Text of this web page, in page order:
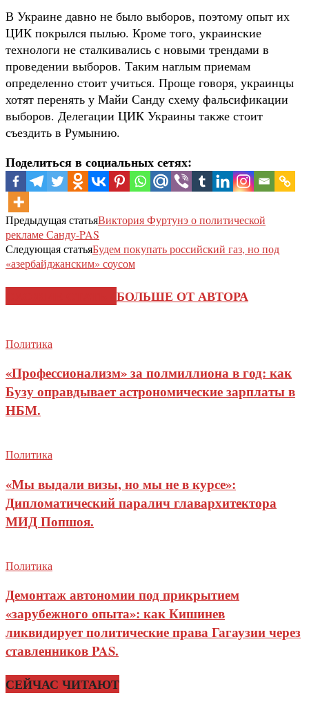
В Украине давно не было выборов, поэтому опыт их
ЦИК покрылся пылью. Кроме того, украинские
технологи не сталкивались с новыми трендами в
проведении выборов. Таким наглым приемам
определенно стоит учиться. Проще говоря, украинцы
хотят перенять у Майи Санду схему фальсификации
выборов. Делегации ЦИК Украины также стоит
съездить в Румынию.
Поделиться в социальных сетях:
Предыдущая статьяВиктория Фуртунэ о политической
рекламе Санду-PAS
Следующая статьяБудем покупать российский газ, но под
«азербайджанским» соусом
БОЛЬШЕ ОТ АВТОРА
Политика
«Профессионализм» за полмиллиона в год: как
Бузу оправдывает астрономические зарплаты в
НБМ.
Политика
«Мы выдали визы, но мы не в курсе»:
Дипломатический паралич главархитектора
МИД Попшоя.
Политика
Демонтаж автономии под прикрытием
«зарубежного опыта»: как Кишинев
ликвидирует политические права Гагаузии через
ставленников PAS.
СЕЙЧАС ЧИТАЮТ